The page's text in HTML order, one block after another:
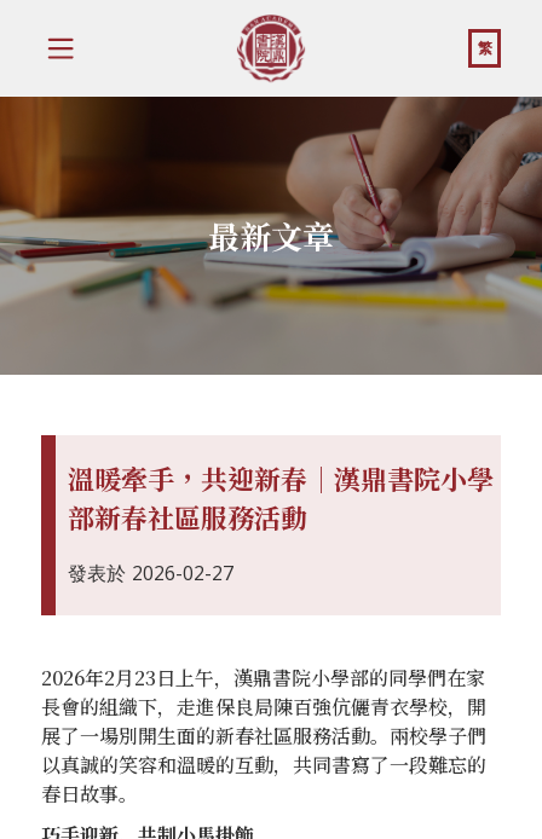
繁
最新文章
溫暖牽手，共迎新春｜漢鼎書院小學
部新春社區服務活動
發表於 2026-02-27
2026年2月23日上午，漢鼎書院小學部的同學們在家
長會的組織下，走進保良局陳百強伉儷青衣學校，開
展了一場別開生面的新春社區服務活動。兩校學子們
以真誠的笑容和溫暖的互動，共同書寫了一段難忘的
春日故事。